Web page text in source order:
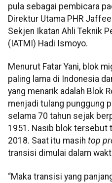
pula sebagai pembicara
Direktur Utama PHR
Sekjen Ikatan Ahli Teknik
(IATMI) Hadi Ismoyo.
Menurut Fatar Yani, blok
paling lama di Indonesia
yang menarik adalah Blok
menjadi tulang punggung
selama 70 tahun sejak
1951. Nasib blok tersebut
2018. Saat itu masih top
transisi dimulai dalam
“Maka transisi yang